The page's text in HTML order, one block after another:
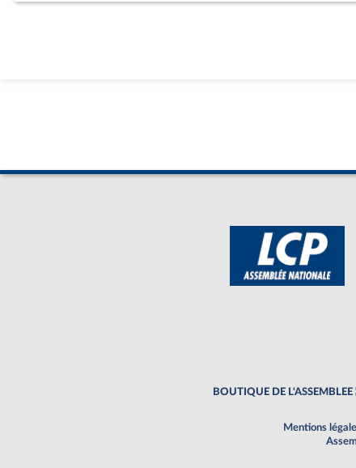
BOUTIQUE DE L'ASSEMBLEE
Mentions